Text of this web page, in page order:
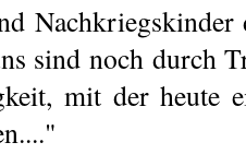
Nachkriegskinder
sind noch durch
mit der heute